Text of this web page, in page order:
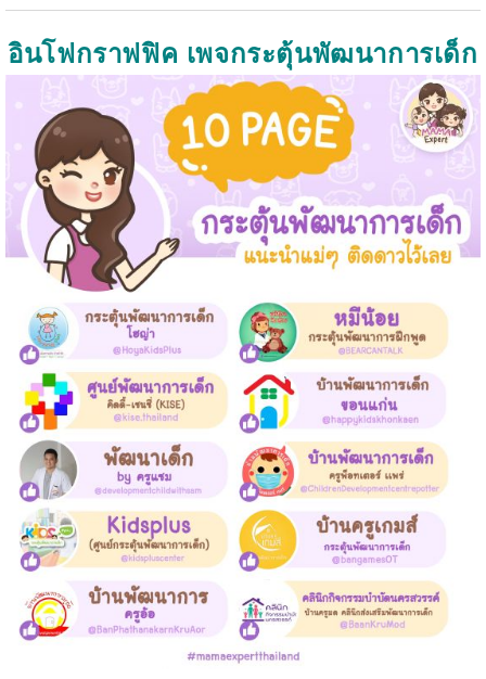
อินโฟกราฟฟิค เพจกระตุ้นพัฒนาการเด็ก